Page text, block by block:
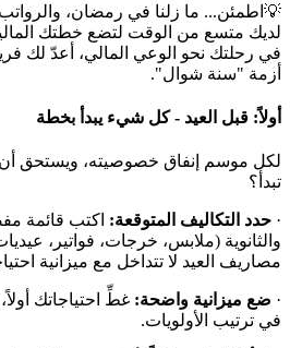
💡اطمئن... ما زلنا في رمضان، والرواتب
لديك متسع من الوقت لتضع خطتك
في رحلتك نحو الوعي المالي، أعدّ لك
أزمة "سنة شوال".
أولاً: قبل العيد - كل شيء يبدأ بخطة
لكل موسم إنفاق خصوصيته، ويستحق
تبدأ؟
· حدد التكاليف المتوقعة: اكتب قائمة
والثانوية (ملابس، خرجات، فواتير،
مصاريف العيد لا تتداخل مع ميزانية
· ضع ميزانية واضحة: غطِّ احتياجاتك
في ترتيب الأولويات.